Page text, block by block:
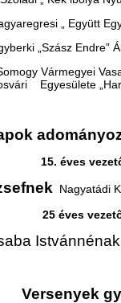
„ Együtt
„Szász Endre”
Egyesülete
15. éves
Nagyatádi
25 éves
Istvánnénak
Versenyek